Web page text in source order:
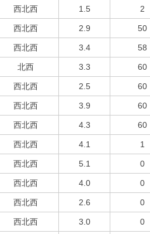
西北西 1.5 2
西北西 2.9 50
西北西 3.4 58
北西 3.3 60
西北西 2.5 60
西北西 3.9 60
西北西 4.3 60
西北西 4.1 1
西北西 5.1 0
西北西 4.0 0
西北西 2.6 0
西北西 3.0 0